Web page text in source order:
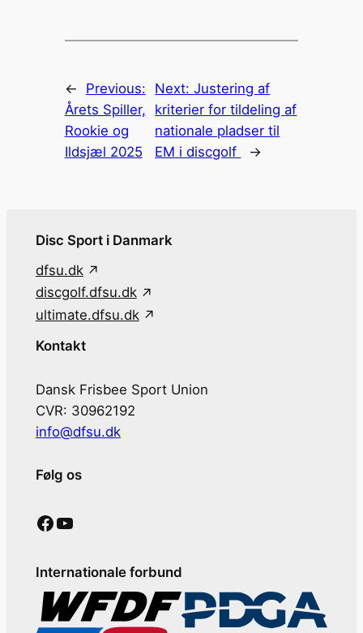
←
Previous:
Årets Spiller,
Rookie og
Ildsjæl 2025
Next:Justering af
kriterier for tildeling af
nationale pladser til
EM i discgolf
→
Disc Sport i Danmark
dfsu.dk
discgolf.dfsu.dk
ultimate.dfsu.dk
Kontakt
Dansk Frisbee Sport Union
CVR: 30962192
info@dfsu.dk
Følg os
Facebook YouTube
Internationale forbund